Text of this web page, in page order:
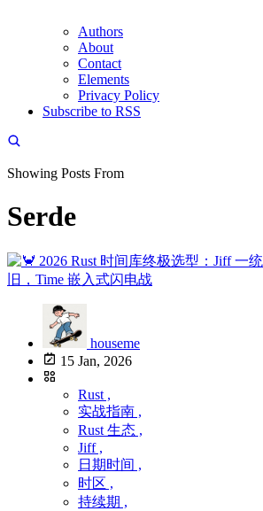
Authors
About
Contact
Elements
Privacy Policy
Subscribe to RSS
Showing Posts From
Serde
houseme
15 Jan, 2026
Rust ,
实战指南 ,
Rust 生态 ,
Jiff ,
日期时间 ,
时区 ,
持续期 ,